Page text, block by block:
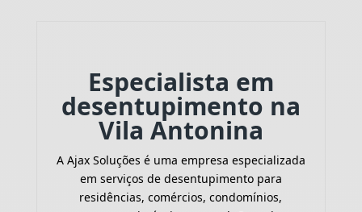
Especialista em
desentupimento na
Vila Antonina
A Ajax Soluções é uma empresa especializada
em serviços de desentupimento para
residências, comércios, condomínios,